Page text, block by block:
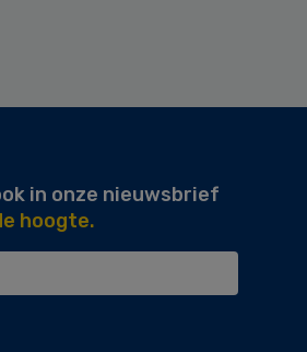
in onze nieuwsbrief
hoogte.